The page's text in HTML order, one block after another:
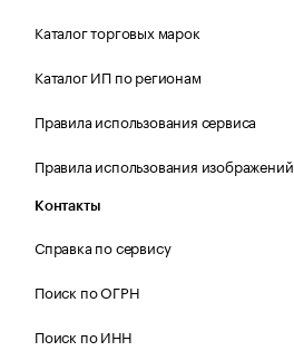
Каталог торговых марок
Каталог ИП по регионам
Правила использования сервиса
Правила использования изображений
Контакты
Справка по сервису
Поиск по ОГРН
Поиск по ИНН